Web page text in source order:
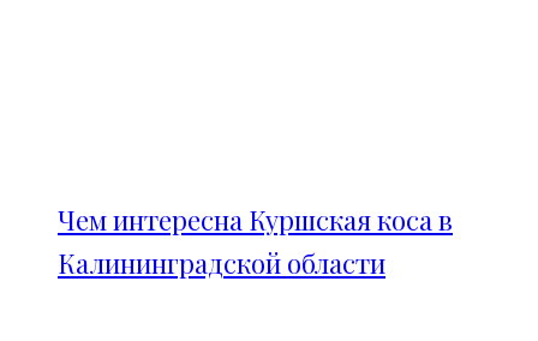
Чем интересна Куршская коса в
Калининградской области